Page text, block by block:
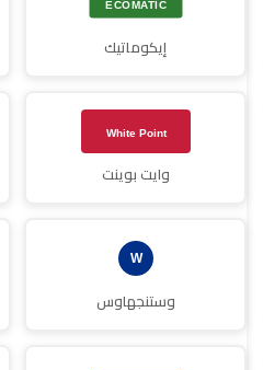
إيكوماتيك
وايت بوينت
وستنجهاوس